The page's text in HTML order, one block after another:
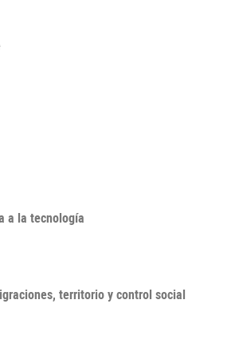
a la tecnología
territorio y control social